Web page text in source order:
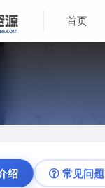
首页
绍 常见问题